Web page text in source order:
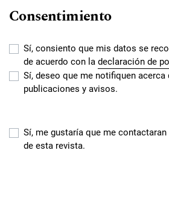
Consentimiento
Sí, consiento que mis datos se
de acuerdo con la declaración de
Sí, deseo que me notifiquen acerca
publicaciones y avisos.
Sí, me gustaría que me
de esta revista.